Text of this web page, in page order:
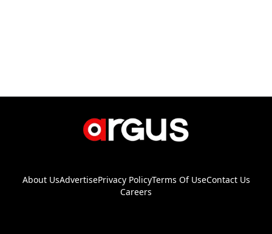
About UsAdvertisePrivacy PolicyTerms Of UseContact Us
Careers